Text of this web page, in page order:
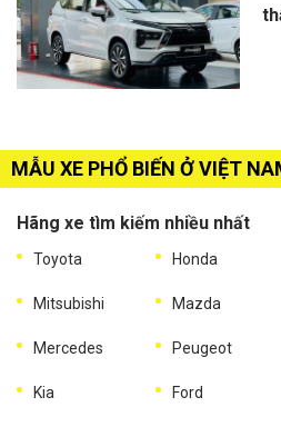
MẪU XE PHỔ BIẾN Ở VIỆT
Hãng xe tìm kiếm nhiều nhất
Toyota Honda
Mitsubishi Mazda
Mercedes Peugeot
Kia Ford